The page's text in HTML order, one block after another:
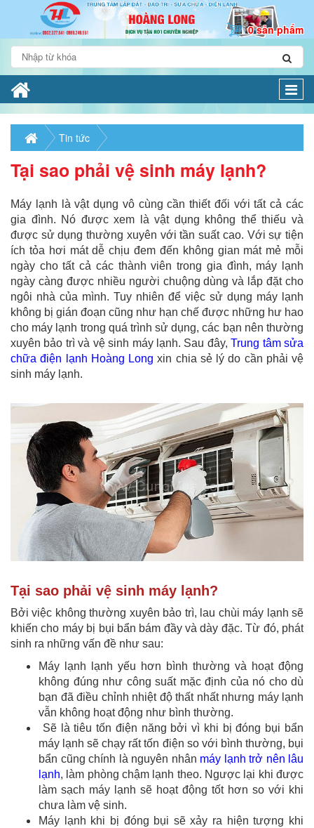
0 sản phẩm
Tin tức
Tại sao phải vệ sinh máy lạnh?
Máy lạnh là vật dụng vô cùng cần thiết đối với tất cả các
gia đình. Nó được xem là vật dụng không thể thiếu và
được sử dụng thường xuyên với tần suất cao. Với sự tiện
ích tỏa hơi mát dễ chịu đem đến không gian mát mẻ mỗi
ngày cho tất cả các thành viên trong gia đình, máy lạnh
ngày càng được nhiều người chuộng dùng và lắp đặt cho
ngôi nhà của mình. Tuy nhiên để việc sử dụng máy lạnh
không bị gián đoạn cũng như hạn chế được những hư hao
cho máy lạnh trong quá trình sử dụng, các bạn nên thường
xuyên bảo trì và vệ sinh máy lạnh. Sau đây,Trung tâm sửa
chữa điện lạnh Hoàng Long xin chia sẻ lý do cần phải vệ
sinh máy lạnh.
Tại sao phải vệ sinh máy lạnh?
Bởi việc không thường xuyên bảo trì, lau chùi máy lạnh sẽ
khiến cho máy bị bụi bẩn bám đầy và dày đặc. Từ đó, phát
sinh ra những vấn đề như sau:
Máy lạnh lạnh yếu hơn bình thường và hoạt động
không đúng như công suất mặc định của nó cho dù
bạn đã điều chỉnh nhiệt độ thất nhất nhưng máy lạnh
vẫn không hoạt động như bình thường.
Sẽ là tiêu tốn điện năng bởi vì khi bị đóng bụi bẩn
máy lạnh sẽ chạy rất tốn điện so với bình thường, bụi
bẩn cũng chính là nguyên nhân máy lạnh trở nên lâu
lạnh, làm phòng chậm lạnh theo. Ngược lại khi được
làm sạch máy lạnh sẽ hoạt động tốt hơn so với khi
chưa làm vệ sinh.
Máy lạnh khi bị đóng bụi sẽ xảy ra hiện tượng khi